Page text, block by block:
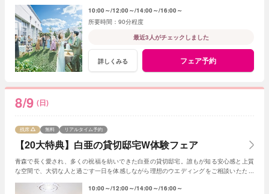
10:00～ 12:00～ 14:00～ 16:00～
90分程度
最近3人がチェックしました
詳しくみる フェア予約
8/9 (日)
【20大特典】白亜の貸切邸宅W体験フェア
残席 無料 リアルタイム予約
青森で長く愛され、多くの祝福を紡いできた白亜の貸切邸宅。誰もが知る安心感と上質
な空間で、大切な人と過ごす一日を体感しながら理想のウエディングをご相談いただけ
10:00～ 12:00～ 14:00～ 16:00～